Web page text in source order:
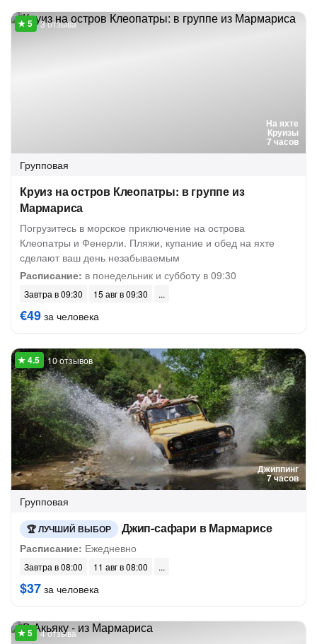
На яхте
Круизы
7 часов
3 отзыва
Групповая
Круиз на остров Клеопатры: в группе из
Мармариса
Погрузитесь в морское приключение на острова
Клеопатры и Фенерли. Пляжи, купание и обед на яхте
сделают ваш день незабываемым
Расписание: в понедельник и субботу в 09:30
Завтра в 09:30 15 авг в 09:30
€49 за человека
Джиппинг
7 часов
10 отзывов
Групповая
ЛУЧШИЙ ВЫБОР Джип-сафари в Мармарисе
Расписание: Ежедневно
Завтра в 08:00 11 авг в 08:00
$37 за человека
4 отзыва